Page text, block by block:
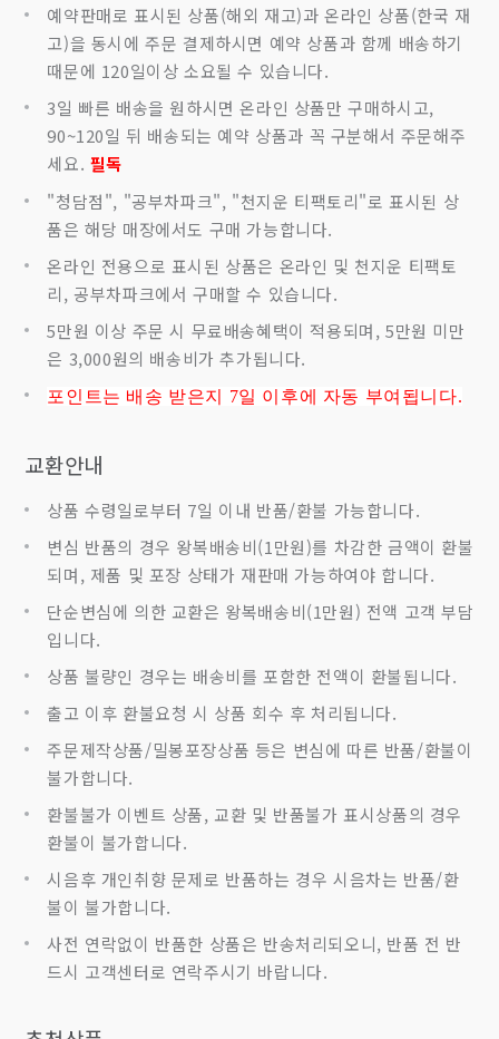
예약판매로 표시된 상품(해외 재고)과 온라인 상품(한국 재
고)을 동시에 주문 결제하시면 예약 상품과 함께 배송하기
때문에 120일이상 소요될 수 있습니다.
3일 빠른 배송을 원하시면 온라인 상품만 구매하시고,
90~120일 뒤 배송되는 예약 상품과 꼭 구분해서 주문해주
세요. 필독
"청담점", "공부차파크", "천지운 티팩토리"로 표시된 상
품은 해당 매장에서도 구매 가능합니다.
온라인 전용으로 표시된 상품은 온라인 및 천지운 티팩토
리, 공부차파크에서 구매할 수 있습니다.
5만원 이상 주문 시 무료배송혜택이 적용되며, 5만원 미만
은 3,000원의 배송비가 추가됩니다.
포인트는 배송 받은지 7일 이후에 자동 부여됩니다.
교환안내
상품 수령일로부터 7일 이내 반품/환불 가능합니다.
변심 반품의 경우 왕복배송비(1만원)를 차감한 금액이 환불
되며, 제품 및 포장 상태가 재판매 가능하여야 합니다.
단순변심에 의한 교환은 왕복배송비(1만원) 전액 고객 부담
입니다.
상품 불량인 경우는 배송비를 포함한 전액이 환불됩니다.
출고 이후 환불요청 시 상품 회수 후 처리됩니다.
주문제작상품/밀봉포장상품 등은 변심에 따른 반품/환불이
불가합니다.
환불불가 이벤트 상품, 교환 및 반품불가 표시상품의 경우
환불이 불가합니다.
시음후 개인취향 문제로 반품하는 경우 시음차는 반품/환
불이 불가합니다.
사전 연락없이 반품한 상품은 반송처리되오니, 반품 전 반
드시 고객센터로 연락주시기 바랍니다.